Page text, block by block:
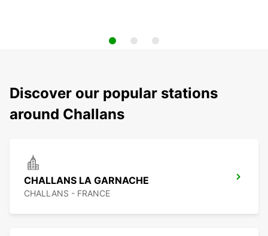
Discover our popular stations
around Challans
CHALLANS LA GARNACHE
CHALLANS - FRANCE